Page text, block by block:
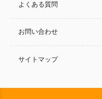
よくある質問
お問い合わせ
サイトマップ